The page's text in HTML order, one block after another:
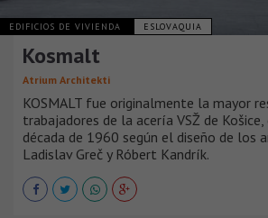
EDIFICIOS DE VIVIENDA ESLOVAQUIA
Kosmalt
Atrium Architekti
KOSMALT fue originalmente la mayor
trabajadores de la acería VSŽ de
década de 1960 según el diseño de los
Ladislav Greč y Róbert Kandrík.